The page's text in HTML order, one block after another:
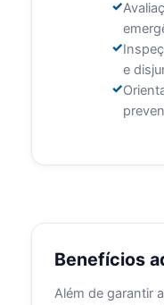
e
Benefícios
Além de garantir